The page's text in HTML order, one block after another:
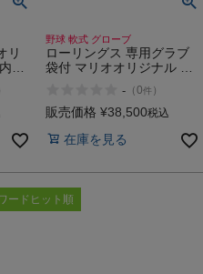
リ
野
ー
選
野球 軟式 グローブ
ローリングス 専用グラブ
袋付 マリオオリジナル 軟
ドン・クロフォードモデル
バットマンロゴあり 一般
軟式 グローブ 内野手用
MOGNR-BC
- （0件 ）
販売価格 ¥38,500税込
在庫を見る
ードヒット順